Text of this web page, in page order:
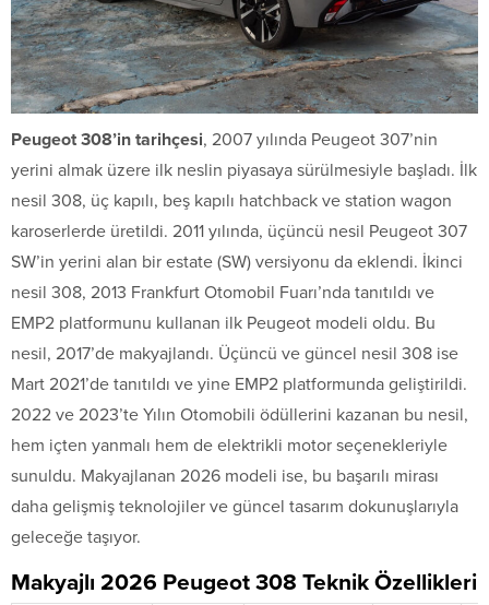
Peugeot 308’in tarihçesi, 2007 yılında Peugeot 307’nin
yerini almak üzere ilk neslin piyasaya sürülmesiyle başladı. İlk
nesil 308, üç kapılı, beş kapılı hatchback ve station wagon
karoserlerde üretildi. 2011 yılında, üçüncü nesil Peugeot 307
SW’in yerini alan bir estate (SW) versiyonu da eklendi. İkinci
nesil 308, 2013 Frankfurt Otomobil Fuarı’nda tanıtıldı ve
EMP2 platformunu kullanan ilk Peugeot modeli oldu. Bu
nesil, 2017’de makyajlandı. Üçüncü ve güncel nesil 308 ise
Mart 2021’de tanıtıldı ve yine EMP2 platformunda geliştirildi.
2022 ve 2023’te Yılın Otomobili ödüllerini kazanan bu nesil,
hem içten yanmalı hem de elektrikli motor seçenekleriyle
sunuldu. Makyajlanan 2026 modeli ise, bu başarılı mirası
daha gelişmiş teknolojiler ve güncel tasarım dokunuşlarıyla
geleceğe taşıyor.
Makyajlı 2026 Peugeot 308 Teknik Özellikleri